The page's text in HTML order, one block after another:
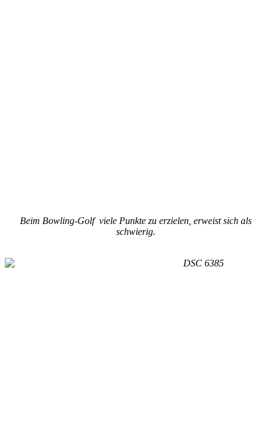
Beim Bowling-Golf viele Punkte zu erzielen, erweist sich als
schwierig.